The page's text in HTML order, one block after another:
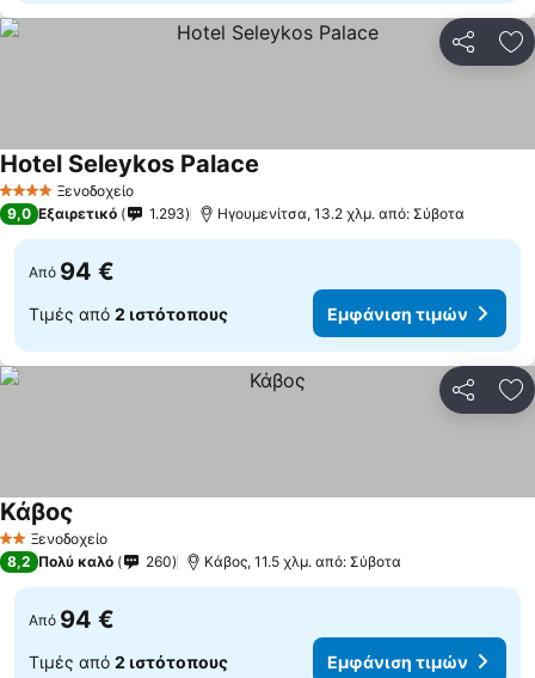
4 ΑστέριαΞενοδοχείο
Hotel Seleykos Palace
9,0 Εξαιρετικό 1.293 Ηγουμενίτσα, 13.2 χλμ. από: Σύβοτα
Από 94 €
Τιμές από 2 ιστότοπους Εμφάνιση τιμών
2 ΑστέριαΞενοδοχείο
Κάβος
8,2 Πολύ καλό 260 Κάβος, 11.5 χλμ. από: Σύβοτα
Από 94 €
Τιμές από 2 ιστότοπους Εμφάνιση τιμών